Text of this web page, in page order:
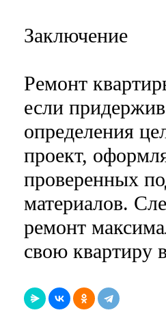
Заключение
Ремонт
если
определения
проект,
проверенных
материалов.
ремонт
свою квартиру